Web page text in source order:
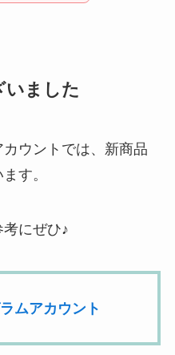
いました
ウントでは、新商品
す。
にぜひ♪
ムアカウント